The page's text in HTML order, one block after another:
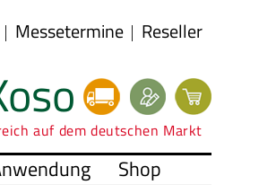
Messetermine Reseller
auf dem deutschen Markt
Shop